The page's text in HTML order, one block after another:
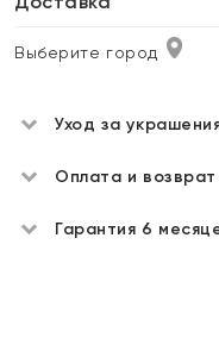
Выберите город
Уход за
Оплата и возврат
Гарантия 6